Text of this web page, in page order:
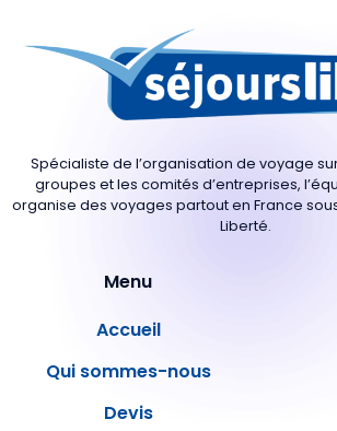
Spécialiste de l’organisation de voyage
groupes et les comités d’entreprises,
organise des voyages partout en France
Liberté.
Menu
Accueil
Qui sommes-nous
Devis